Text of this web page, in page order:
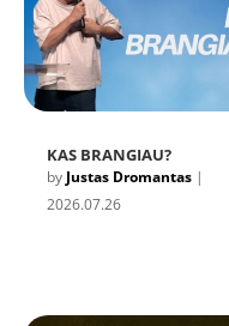
KAS BRANGIAU?
by Justas Dromantas|
2026.07.26